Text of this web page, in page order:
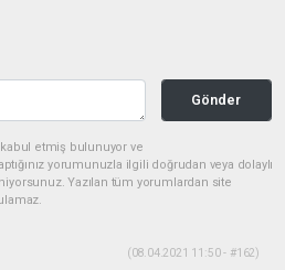
Gönder
kabul etmiş bulunuyor ve
yorumunuzla ilgili doğrudan veya dolaylı
Yazılan tüm yorumlardan site
(08.04.2021 11:50 - #162)